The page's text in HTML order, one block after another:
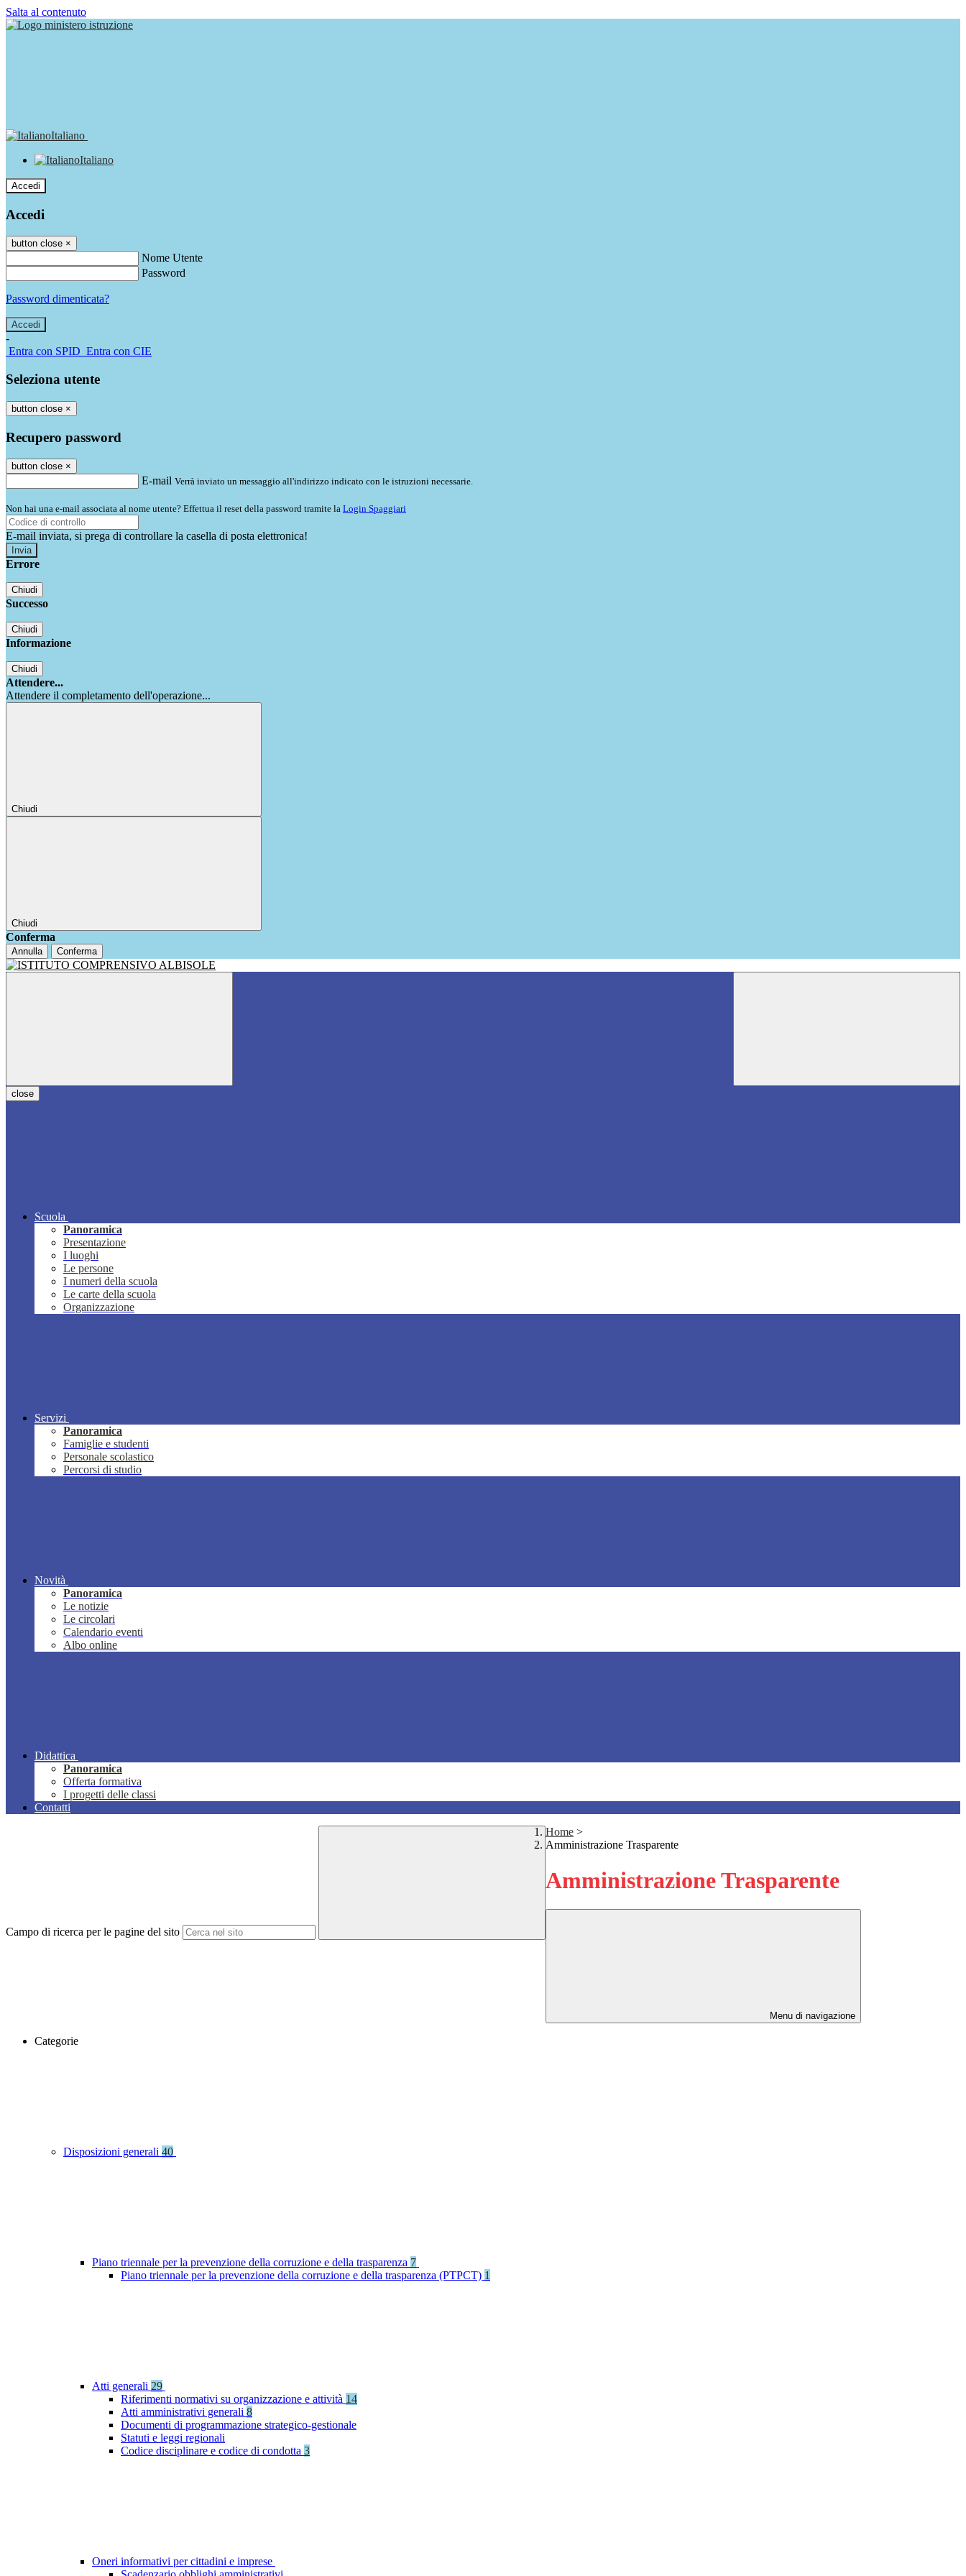
Salta al contenuto
Italiano
Italiano
Accedi
Accedi
button close ×
Nome Utente
Password
Password dimenticata?
-
Entra con SPID Entra con CIE
Seleziona utente
button close ×
Recupero password
button close ×
E-mail Verrà inviato un messaggio all'indirizzo indicato con le istruzioni necessarie.
Non hai una e-mail associata al nome utente? Effettua il reset della password tramite la Login Spaggiari
E-mail inviata, si prega di controllare la casella di posta elettronica!
Errore
Chiudi
Successo
Chiudi
Informazione
Chiudi
Attendere...
Attendere il completamento dell'operazione...
Chiudi
Chiudi
Conferma
Annulla Conferma
close
Scuola
Panoramica
Presentazione
I luoghi
Le persone
I numeri della scuola
Le carte della scuola
Organizzazione
Servizi
Panoramica
Famiglie e studenti
Personale scolastico
Percorsi di studio
Novità
Panoramica
Le notizie
Le circolari
Calendario eventi
Albo online
Didattica
Panoramica
Offerta formativa
I progetti delle classi
Contatti
Campo di ricerca per le pagine del sito
Home >
Amministrazione Trasparente
Amministrazione Trasparente
Menu di navigazione
Categorie
Disposizioni generali 40
Piano triennale per la prevenzione della corruzione e della trasparenza 7
Piano triennale per la prevenzione della corruzione e della trasparenza (PTPCT) 1
Atti generali 29
Riferimenti normativi su organizzazione e attività 14
Atti amministrativi generali 8
Documenti di programmazione strategico-gestionale
Statuti e leggi regionali
Codice disciplinare e codice di condotta 3
Oneri informativi per cittadini e imprese